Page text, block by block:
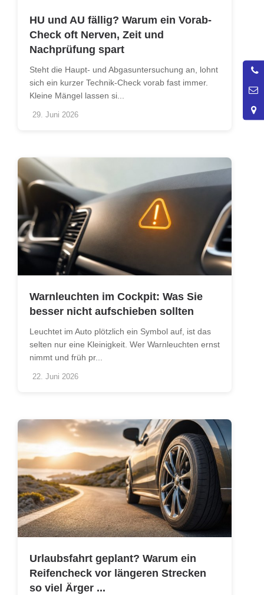
HU und AU fällig? Warum ein Vorab-
Check oft Nerven, Zeit und
Nachprüfung spart
Steht die Haupt- und Abgasuntersuchung an, lohnt
sich ein kurzer Technik-Check vorab fast immer.
Kleine Mängel lassen si...
29. Juni 2026
Warnleuchten im Cockpit: Was Sie
besser nicht aufschieben sollten
Leuchtet im Auto plötzlich ein Symbol auf, ist das
selten nur eine Kleinigkeit. Wer Warnleuchten ernst
nimmt und früh pr...
22. Juni 2026
Urlaubsfahrt geplant? Warum ein
Reifencheck vor längeren Strecken
so viel Ärger ...